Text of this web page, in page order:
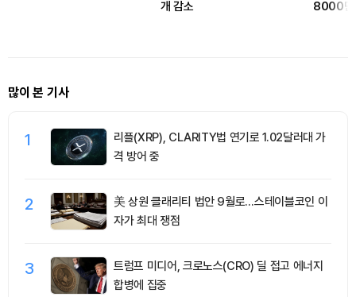
개 감소
8000만
많이 본 기사
1
리플(XRP), CLARITY법 연기로 1.02달러대 가
격 방어 중
2
美 상원 클래리티 법안 9월로…스테이블코인 이
자가 최대 쟁점
3
트럼프 미디어, 크로노스(CRO) 딜 접고 에너지
합병에 집중